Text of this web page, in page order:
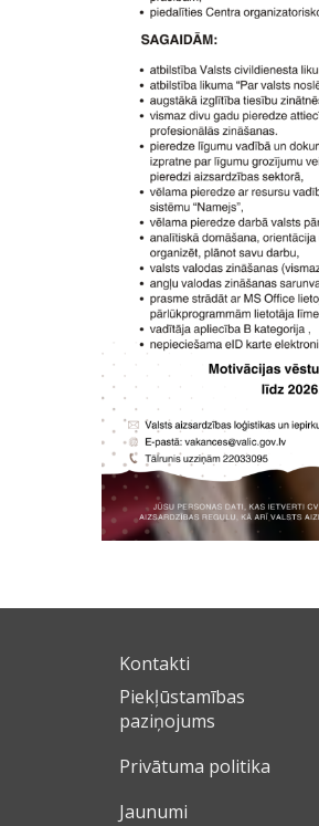
Kontakti
Piekļūstamības
paziņojums
Privātuma politika
Jaunumi